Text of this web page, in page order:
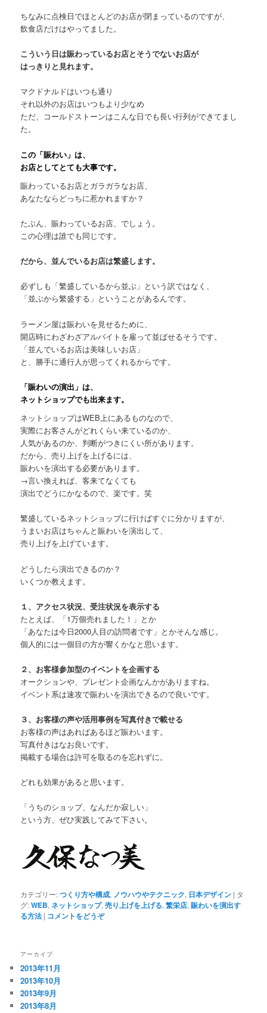
ちなみに点検日でほとんどのお店が閉まっているのですが、
飲食店だけはやってました。
こういう日は賑わっているお店とそうでないお店が
はっきりと見れます。
マクドナルドはいつも通り
それ以外のお店はいつもより少なめ
ただ、コールドストーンはこんな日でも長い行列ができてまし
た。
この「賑わい」は、
お店としてとても大事です。
賑わっているお店とガラガラなお店、
あなたならどっちに惹かれますか？
たぶん、賑わっているお店、でしょう。
この心理は誰でも同じです。
だから、並んでいるお店は繁盛します。
必ずしも「繁盛しているから並ぶ」という訳ではなく、
「並ぶから繁盛する」ということがあるんです。
ラーメン屋は賑わいを見せるために、
開店時にわざわざアルバイトを雇って並ばせるそうです。
「並んでいるお店は美味しいお店」
と、勝手に通行人が思ってくれるからです。
「賑わいの演出」は、
ネットショップでも出来ます。
ネットショップはWEB上にあるものなので、
実際にお客さんがどれくらい来ているのか、
人気があるのか、判断がつきにくい所があります。
だから、売り上げを上げるには、
賑わいを演出する必要があります。
→言い換えれば、客来てなくても
演出でどうにかなるので、楽です。笑
繁盛しているネットショップに行けばすぐに分かりますが、
うまいお店はちゃんと賑わいを演出して、
売り上げを上げています。
どうしたら演出できるのか？
いくつか教えます。
１、アクセス状況、受注状況を表示する
たとえば、「1万個売れました！」とか
「あなたは今日2000人目の訪問者です」とかそんな感じ。
個人的には一個目の方が響くかなと思います。
２、お客様参加型のイベントを企画する
オークションや、プレゼント企画なんかがありますね。
イベント系は速攻で賑わいを演出できるので良いです。
３、お客様の声や活用事例を写真付きで載せる
お客様の声はあればあるほど賑わいます。
写真付きはなお良いです。
掲載する場合は許可を取るのを忘れずに。
どれも効果があると思います。
「うちのショップ、なんだか寂しい」
という方、ぜひ実践してみて下さい。
カテゴリー:つくり方や構成, ノウハウやテクニック, 日本デザイン | タ
グ:WEB,ネットショップ,売り上げを上げる,繁栄店,賑わいを演出す
る方法 | コメントをどうぞ
アーカイブ
2013年11月
2013年10月
2013年9月
2013年8月